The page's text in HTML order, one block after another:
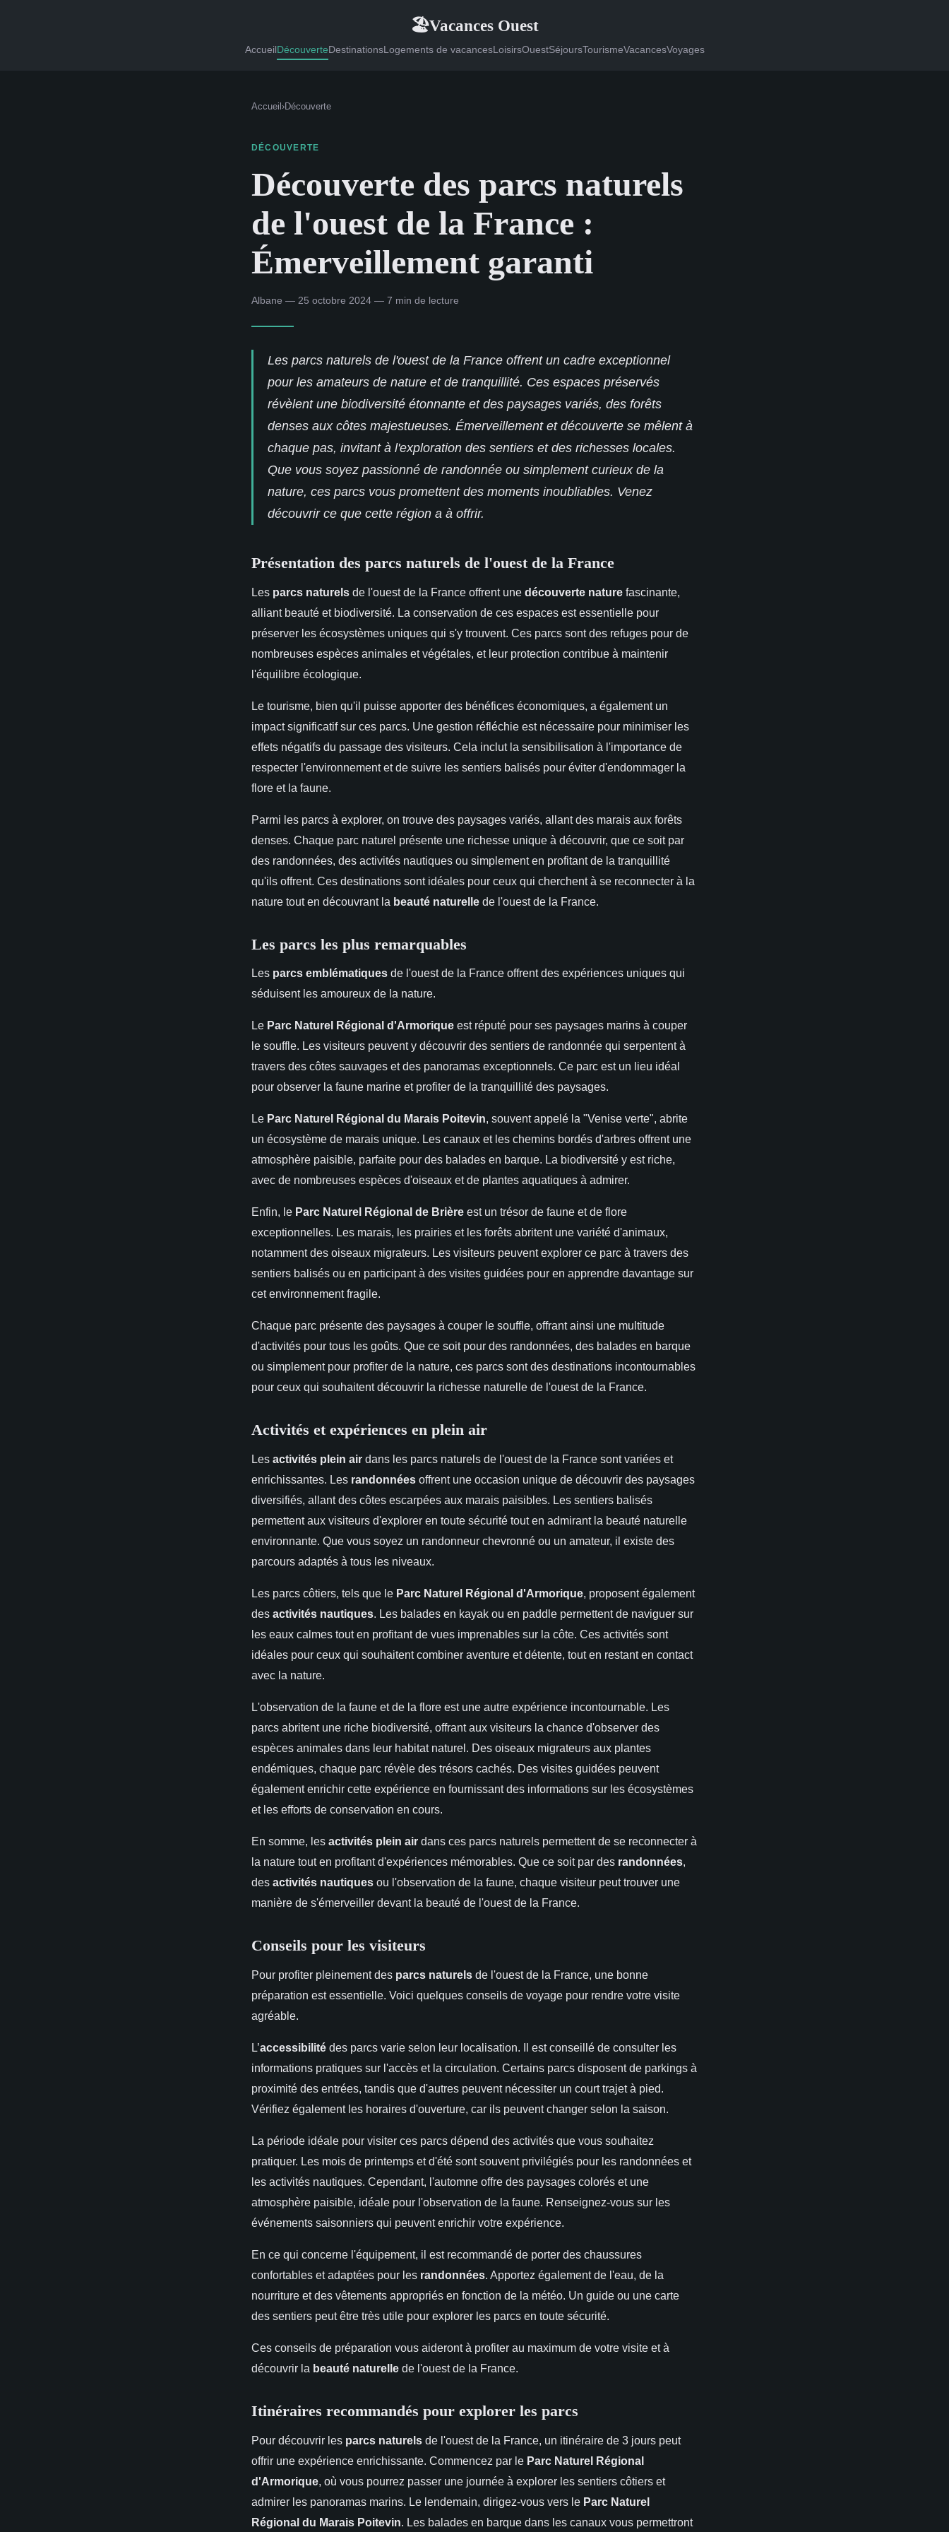
🏖Vacances Ouest
AccueilDécouverteDestinationsLogements de vacancesLoisirsOuestSéjoursTourismeVacancesVoyages
Accueil ›Découverte
DÉCOUVERTE
Découverte des parcs naturels
de l'ouest de la France :
Émerveillement garanti
Albane — 25 octobre 2024 — 7 min de lecture
Les parcs naturels de l'ouest de la France offrent un cadre exceptionnel
pour les amateurs de nature et de tranquillité. Ces espaces préservés
révèlent une biodiversité étonnante et des paysages variés, des forêts
denses aux côtes majestueuses. Émerveillement et découverte se mêlent à
chaque pas, invitant à l'exploration des sentiers et des richesses locales.
Que vous soyez passionné de randonnée ou simplement curieux de la
nature, ces parcs vous promettent des moments inoubliables. Venez
découvrir ce que cette région a à offrir.
Présentation des parcs naturels de l'ouest de la France
Les parcs naturels de l'ouest de la France offrent une découverte nature fascinante,
alliant beauté et biodiversité. La conservation de ces espaces est essentielle pour
préserver les écosystèmes uniques qui s'y trouvent. Ces parcs sont des refuges pour de
nombreuses espèces animales et végétales, et leur protection contribue à maintenir
l'équilibre écologique.
Le tourisme, bien qu'il puisse apporter des bénéfices économiques, a également un
impact significatif sur ces parcs. Une gestion réfléchie est nécessaire pour minimiser les
effets négatifs du passage des visiteurs. Cela inclut la sensibilisation à l'importance de
respecter l'environnement et de suivre les sentiers balisés pour éviter d'endommager la
flore et la faune.
Parmi les parcs à explorer, on trouve des paysages variés, allant des marais aux forêts
denses. Chaque parc naturel présente une richesse unique à découvrir, que ce soit par
des randonnées, des activités nautiques ou simplement en profitant de la tranquillité
qu'ils offrent. Ces destinations sont idéales pour ceux qui cherchent à se reconnecter à la
nature tout en découvrant la beauté naturelle de l'ouest de la France.
Les parcs les plus remarquables
Les parcs emblématiques de l'ouest de la France offrent des expériences uniques qui
séduisent les amoureux de la nature.
Le Parc Naturel Régional d'Armorique est réputé pour ses paysages marins à couper
le souffle. Les visiteurs peuvent y découvrir des sentiers de randonnée qui serpentent à
travers des côtes sauvages et des panoramas exceptionnels. Ce parc est un lieu idéal
pour observer la faune marine et profiter de la tranquillité des paysages.
Le Parc Naturel Régional du Marais Poitevin, souvent appelé la "Venise verte", abrite
un écosystème de marais unique. Les canaux et les chemins bordés d'arbres offrent une
atmosphère paisible, parfaite pour des balades en barque. La biodiversité y est riche,
avec de nombreuses espèces d'oiseaux et de plantes aquatiques à admirer.
Enfin, le Parc Naturel Régional de Brière est un trésor de faune et de flore
exceptionnelles. Les marais, les prairies et les forêts abritent une variété d'animaux,
notamment des oiseaux migrateurs. Les visiteurs peuvent explorer ce parc à travers des
sentiers balisés ou en participant à des visites guidées pour en apprendre davantage sur
cet environnement fragile.
Chaque parc présente des paysages à couper le souffle, offrant ainsi une multitude
d'activités pour tous les goûts. Que ce soit pour des randonnées, des balades en barque
ou simplement pour profiter de la nature, ces parcs sont des destinations incontournables
pour ceux qui souhaitent découvrir la richesse naturelle de l'ouest de la France.
Activités et expériences en plein air
Les activités plein air dans les parcs naturels de l'ouest de la France sont variées et
enrichissantes. Les randonnées offrent une occasion unique de découvrir des paysages
diversifiés, allant des côtes escarpées aux marais paisibles. Les sentiers balisés
permettent aux visiteurs d'explorer en toute sécurité tout en admirant la beauté naturelle
environnante. Que vous soyez un randonneur chevronné ou un amateur, il existe des
parcours adaptés à tous les niveaux.
Les parcs côtiers, tels que le Parc Naturel Régional d'Armorique, proposent également
des activités nautiques. Les balades en kayak ou en paddle permettent de naviguer sur
les eaux calmes tout en profitant de vues imprenables sur la côte. Ces activités sont
idéales pour ceux qui souhaitent combiner aventure et détente, tout en restant en contact
avec la nature.
L'observation de la faune et de la flore est une autre expérience incontournable. Les
parcs abritent une riche biodiversité, offrant aux visiteurs la chance d'observer des
espèces animales dans leur habitat naturel. Des oiseaux migrateurs aux plantes
endémiques, chaque parc révèle des trésors cachés. Des visites guidées peuvent
également enrichir cette expérience en fournissant des informations sur les écosystèmes
et les efforts de conservation en cours.
En somme, les activités plein air dans ces parcs naturels permettent de se reconnecter à
la nature tout en profitant d'expériences mémorables. Que ce soit par des randonnées,
des activités nautiques ou l'observation de la faune, chaque visiteur peut trouver une
manière de s'émerveiller devant la beauté de l'ouest de la France.
Conseils pour les visiteurs
Pour profiter pleinement des parcs naturels de l'ouest de la France, une bonne
préparation est essentielle. Voici quelques conseils de voyage pour rendre votre visite
agréable.
L’accessibilité des parcs varie selon leur localisation. Il est conseillé de consulter les
informations pratiques sur l'accès et la circulation. Certains parcs disposent de parkings à
proximité des entrées, tandis que d'autres peuvent nécessiter un court trajet à pied.
Vérifiez également les horaires d'ouverture, car ils peuvent changer selon la saison.
La période idéale pour visiter ces parcs dépend des activités que vous souhaitez
pratiquer. Les mois de printemps et d'été sont souvent privilégiés pour les randonnées et
les activités nautiques. Cependant, l'automne offre des paysages colorés et une
atmosphère paisible, idéale pour l'observation de la faune. Renseignez-vous sur les
événements saisonniers qui peuvent enrichir votre expérience.
En ce qui concerne l'équipement, il est recommandé de porter des chaussures
confortables et adaptées pour les randonnées. Apportez également de l'eau, de la
nourriture et des vêtements appropriés en fonction de la météo. Un guide ou une carte
des sentiers peut être très utile pour explorer les parcs en toute sécurité.
Ces conseils de préparation vous aideront à profiter au maximum de votre visite et à
découvrir la beauté naturelle de l'ouest de la France.
Itinéraires recommandés pour explorer les parcs
Pour découvrir les parcs naturels de l'ouest de la France, un itinéraire de 3 jours peut
offrir une expérience enrichissante. Commencez par le Parc Naturel Régional
d'Armorique, où vous pourrez passer une journée à explorer les sentiers côtiers et
admirer les panoramas marins. Le lendemain, dirigez-vous vers le Parc Naturel
Régional du Marais Poitevin. Les balades en barque dans les canaux vous permettront